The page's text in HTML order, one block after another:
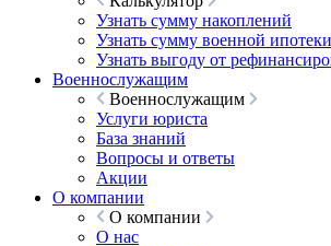
Узнать сумму накоплений
Узнать сумму военной ипотеки
Узнать выгоду от
Военнослужащим
Военнослужащим
Услуги юриста
База знаний
Вопросы и ответы
Акции
О компании
О компании
О нас